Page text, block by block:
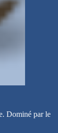
Dominé par le